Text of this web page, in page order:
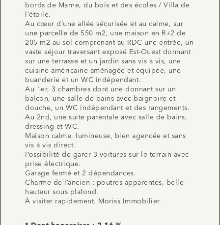
bords de Marne, du bois et des écoles / Villa de
l’étoile.
Au cœur d’une allée sécurisée et au calme, sur
une parcelle de 550 m2, une maison en R+2 de
205 m2 au sol comprenant au RDC une entrée, un
vaste séjour traversant exposé Est-Ouest donnant
sur une terrasse et un jardin sans vis à vis, une
cuisine américaine aménagée et équipée, une
buanderie et un WC indépendant.
Au 1er, 3 chambres dont une donnant sur un
balcon, une salle de bains avec baignoire et
douche, un WC indépendant et des rangements.
Au 2nd, une suite parentale avec salle de bains,
dressing et WC.
Maison calme, lumineuse, bien agencée et sans
vis à vis direct.
Possibilité de garer 3 voitures sur le terrain avec
prise électrique.
Garage fermé et 2 dépendances.
Charme de l’ancien : poutres apparentes, belle
hauteur sous plafond.
À visiter rapidement. Moriss Immobilier